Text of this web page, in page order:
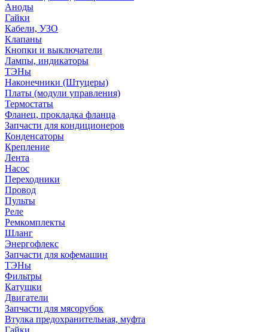
Аноды
Гайки
Кабели, УЗО
Клапаны
Кнопки и выключатели
Лампы, индикаторы
ТЭНы
Наконечники (Штуцеры)
Платы (модули управления)
Термостаты
Фланец, прокладка фланца
Запчасти для кондиционеров
Конденсаторы
Крепление
Лента
Насос
Переходники
Провод
Пульты
Реле
Ремкомплекты
Шланг
Энергофлекс
Запчасти для кофемашин
ТЭНы
Фильтры
Катушки
Двигатели
Запчасти для мясорубок
Втулка предохранительная, муфта
Гайки